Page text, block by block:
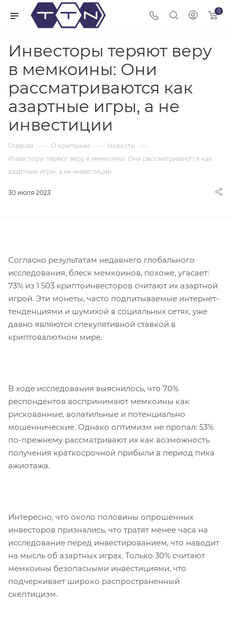
0
Инвесторы теряют веру
в мемкоины: Они
рассматриваются как
азартные игры, а не
инвестиции
Главная — О компании — Новости —
Инвесторы теряют веру в мемкоины: Они рассматриваются как
азартные игры, а не инвестиции
30 июля 2023
Согласно результатам недавнего глобального
исследования, блеск мемкоинов, похоже, угасает:
73% из 1 503 криптоинвесторов считают их азартной
игрой. Эти монеты, часто подпитываемые интернет-
тенденциями и шумихой в социальных сетях, уже
давно являются спекулятивной ставкой в
криптовалютном мире.
В ходе исследования выяснилось, что 70%
респондентов воспринимают мемкоины как
рискованные, волатильные и потенциально
мошеннические. Однако оптимизм не пропал: 53%
по-прежнему рассматривают их как возможность
получения краткосрочной прибыли в период пика
ажиотажа.
Интересно, что около половины опрошенных
инвесторов признались, что тратят менее часа на
исследование перед инвестированием, что наводит
на мысль об азартных играх. Только 30% считают
мемкоины безопасными инвестициями, что
подчеркивает широко распространенный
скептицизм.